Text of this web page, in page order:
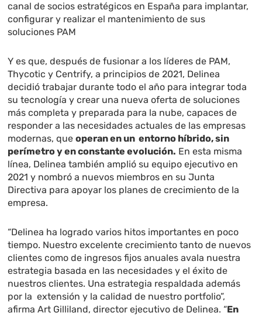
canal de socios estratégicos en España para implantar,
configurar y realizar el mantenimiento de sus
soluciones PAM
Y es que, después de fusionar a los líderes de PAM,
Thycotic y Centrify, a principios de 2021, Delinea
decidió trabajar durante todo el año para integrar toda
su tecnología y crear una nueva oferta de soluciones
más completa y preparada para la nube, capaces de
responder a las necesidades actuales de las empresas
modernas, queoperan en un entorno híbrido, sin
perímetro y en constante evolución. En esta misma
línea, Delinea también amplió su equipo ejecutivo en
2021 y nombró a nuevos miembros en su Junta
Directiva para apoyar los planes de crecimiento de la
empresa.
“Delinea ha logrado varios hitos importantes en poco
tiempo. Nuestro excelente crecimiento tanto de nuevos
clientes como de ingresos fijos anuales avala nuestra
estrategia basada en las necesidades y el éxito de
nuestros clientes. Una estrategia respaldada además
por la extensión y la calidad de nuestro portfolio”,
afirma Art Gilliland, director ejecutivo de Delinea. “En